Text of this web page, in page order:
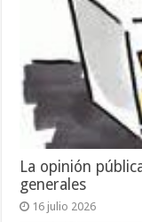
La opinión
generales
16 julio 2026